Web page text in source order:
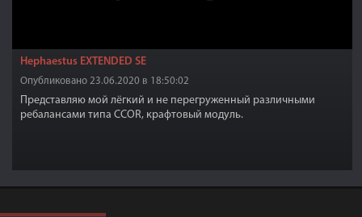
Hephaestus EXTENDED SE
Опубликовано 23.06.2020 в 18:50:02
Представляю мой лёгкий и не перегруженный различными
ребалансами типа CCOR, крафтовый модуль.